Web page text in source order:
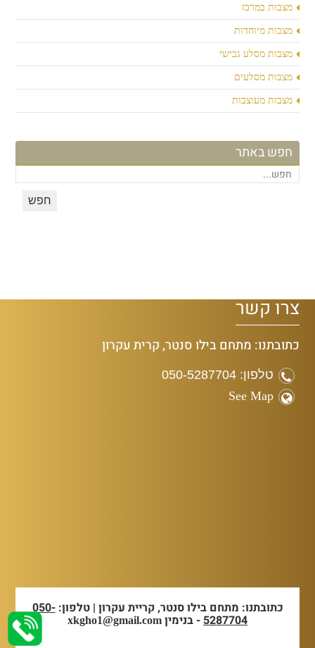
מצבות במרכז
מצבות מיוחדות
מצבות מסלע גבישי
מצבות מסלעים
מצבות מעוצבות
חפש באתר
צרו קשר
כתובתנו: מתחם בילו סנטר, קרית עקרון
טלפון: 050-5287704
See Map
כתובתנו: מתחם בילו סנטר, קריית עקרון | טלפון:050-
5287704- בנימין xkgho1@gmail.com